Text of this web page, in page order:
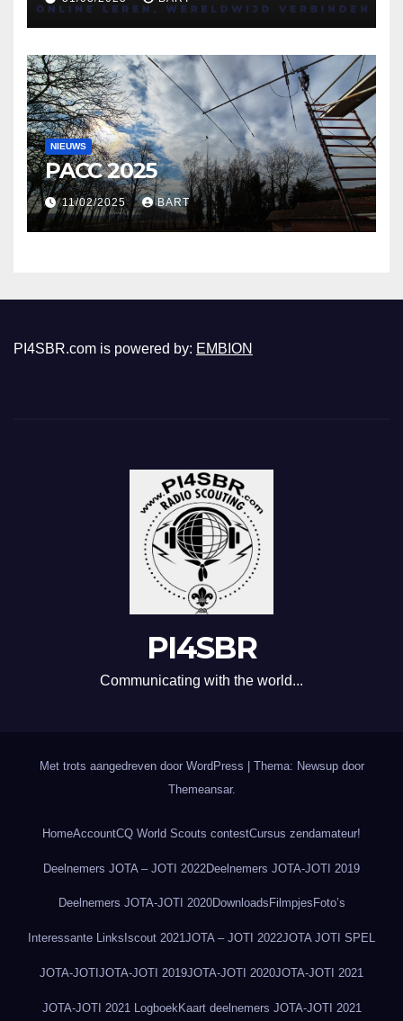
NIEUWS
PACC 2025
11/02/2025 BART
PI4SBR.com is powered by: EMBION
PI4SBR
Communicating with the world...
Met trots aangedreven door WordPress
Thema: Newsup door
Themeansar.
HomeAccountCQ World Scouts contestCursus zendamateur!
Deelnemers JOTA – JOTI 2022Deelnemers JOTA-JOTI 2019
Deelnemers JOTA-JOTI 2020Downloads Filmpjes Foto’s
Interessante Links Iscout 2021JOTA – JOTI 2022JOTA JOTI SPEL
JOTA-JOTI JOTA-JOTI 2019JOTA-JOTI 2020JOTA-JOTI 2021
JOTA-JOTI 2021 Logboek Kaart deelnemers JOTA-JOTI 2021